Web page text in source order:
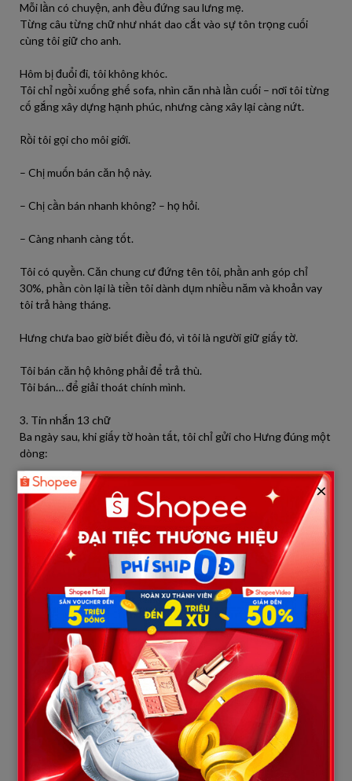
Mỗi lần có chuyện, anh đều đứng sau lưng mẹ.
Từng câu từng chữ như nhát dao cắt vào sự tôn trọng cuối
cùng tôi giữ cho anh.
Hôm bị đuổi đi, tôi không khóc.
Tôi chỉ ngồi xuống ghế sofa, nhìn căn nhà lần cuối – nơi tôi từng
cố gắng xây dựng hạnh phúc, nhưng càng xây lại càng nứt.
Rồi tôi gọi cho môi giới.
– Chị muốn bán căn hộ này.
– Chị cần bán nhanh không? – họ hỏi.
– Càng nhanh càng tốt.
Tôi có quyền. Căn chung cư đứng tên tôi, phần anh góp chỉ
30%, phần còn lại là tiền tôi dành dụm nhiều năm và khoản vay
tôi trả hàng tháng.
Hưng chưa bao giờ biết điều đó, vì tôi là người giữ giấy tờ.
Tôi bán căn hộ không phải để trả thù.
Tôi bán… để giải thoát chính mình.
3. Tin nhắn 13 chữ
Ba ngày sau, khi giấy tờ hoàn tất, tôi chỉ gửi cho Hưng đúng một
dòng:
“Không cần đợi nữa. Cả đời này đừng mong tôi quay lại.”
Tôi tắt điện thoại. Tự do chưa bao giờ yên bình đến thế.
4. Sự sụp đổ của một người đàn ông quen dựa dẫm
Khi Hưng tìm được tôi – lúc anh chạy về nhà mẹ đẻ của tôi – thì
hợp đồng đã ký, tiền đã chuyển vào tài khoản, căn hộ đã mang
tên chủ mới.
Anh đứng trước cổng, thở hổn hển như vừa chạy từ một nơi rất
xa không chỉ về mặt địa lý, mà cả về nhận thức.
– Mai… em… em làm gì vậy? – anh nhìn tôi, đôi mắt căng đầy sợ
– Em làm điều anh nên thấy trước từ lâu. – tôi đáp.
– Nhưng… sao em phải bán nhà? Nhà của tụi mình mà!
×